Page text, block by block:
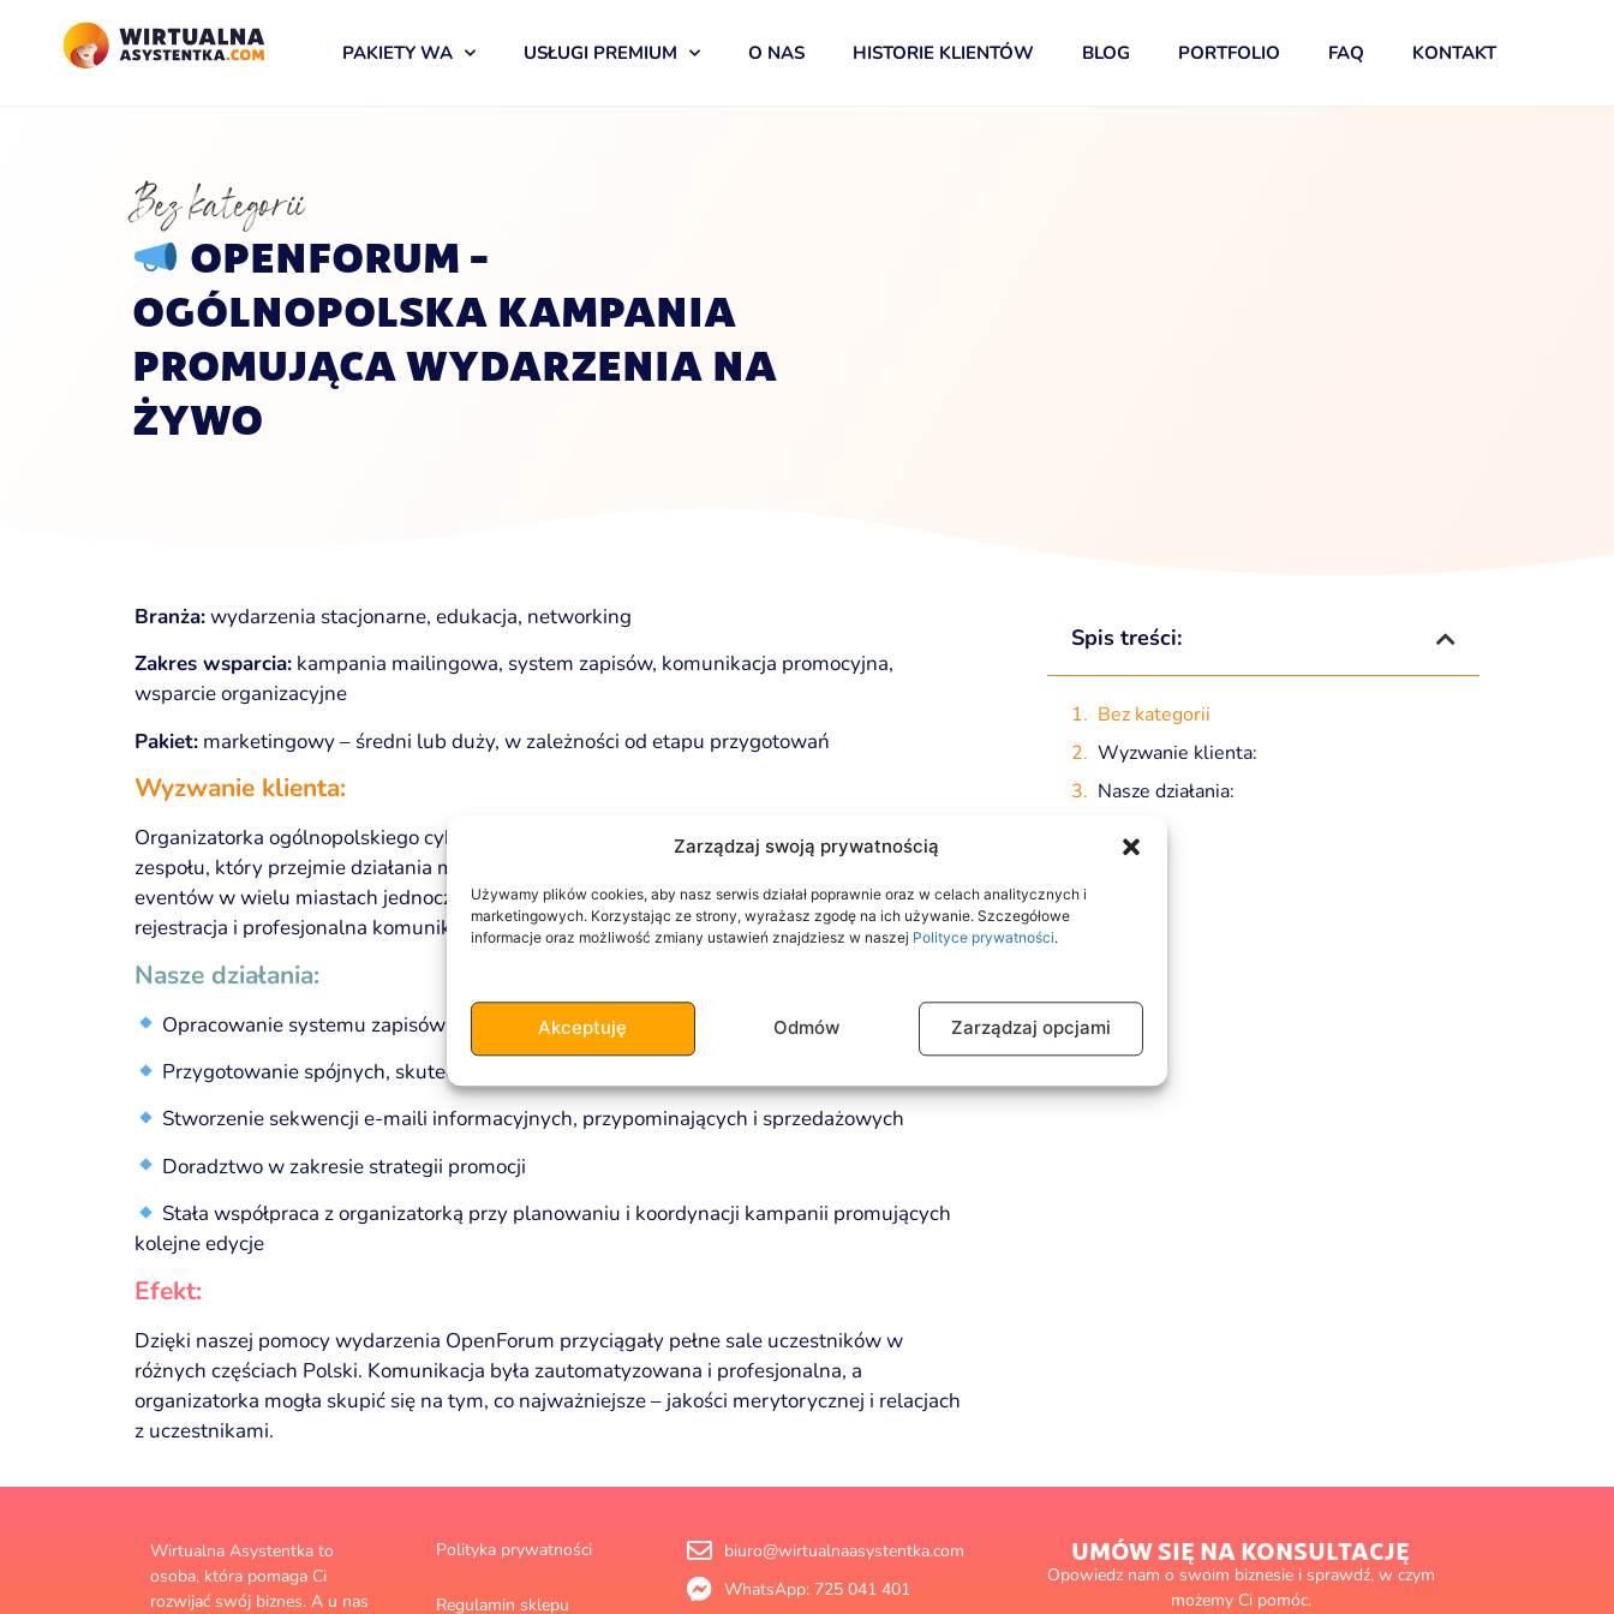
Zarządzaj swoją prywatnością
Używamy plików cookies, aby nasz serwis działał poprawnie oraz w celach analitycznych i
marketingowych. Korzystając ze strony, wyrażasz zgodę na ich używanie. Szczegółowe
informacje oraz możliwość zmiany ustawień znajdziesz w naszej Polityce prywatności.
Akceptuję Odmów Zarządzaj opcjami
PAKIETY WA USŁUGI PREMIUM O NAS HISTORIE KLIENTÓW BLOG PORTFOLIO FAQ KONTAKT
Bez kategorii
OPENFORUM –
OGÓLNOPOLSKA KAMPANIA
PROMUJĄCA WYDARZENIA NA
ŻYWO
Spis treści:
Bez kategorii
Wyzwanie klienta:
Nasze działania:
Branża:wydarzenia stacjonarne, edukacja, networking
Zakres wsparcia: kampania mailingowa, system zapisów, komunikacja promocyjna,
wsparcie organizacyjne
Pakiet: marketingowy – średni lub duży, w zależności od etapu przygotowań
Wyzwanie klienta:
Organizatorka ogólnopolskiego cyklu wydarzeń na żywo – OpenForum – potrzebowała
zespołu, który przejmie działania marketingowe i organizacyjne związane z promocją
eventów w wielu miastach jednocześnie. Celem było pozyskanie uczestników, sprawna
rejestracja i profesjonalna komunikacja.
Nasze działania:
Opracowanie systemu zapisów na wydarzenia w różnych lokalizacjach
Przygotowanie spójnych, skutecznych kampanii mailingowych
Stworzenie sekwencji e-maili informacyjnych, przypominających i sprzedażowych
Doradztwo w zakresie strategii promocji
Stała współpraca z organizatorką przy planowaniu i koordynacji kampanii promujących
kolejne edycje
Efekt:
Dzięki naszej pomocy wydarzenia OpenForum przyciągały pełne sale uczestników w
różnych częściach Polski. Komunikacja była zautomatyzowana i profesjonalna, a
organizatorka mogła skupić się na tym, co najważniejsze – jakości merytorycznej i relacjach
z uczestnikami.
Wirtualna Asystentka to
osoba, która pomaga Ci
rozwijać swój biznes. A u nas
Polityka prywatności
Regulamin sklepu
biuro@wirtualnaasystentka.com
WhatsApp: 725 041 401
UMÓW SIĘ NA KONSULTACJĘ
Opowiedz nam o swoim biznesie i sprawdź, w czym
możemy Ci pomóc.